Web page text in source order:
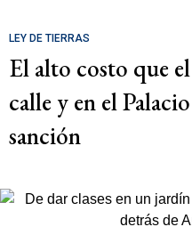
LEY DE TIERRAS
El alto costo que
calle y en el
sanción